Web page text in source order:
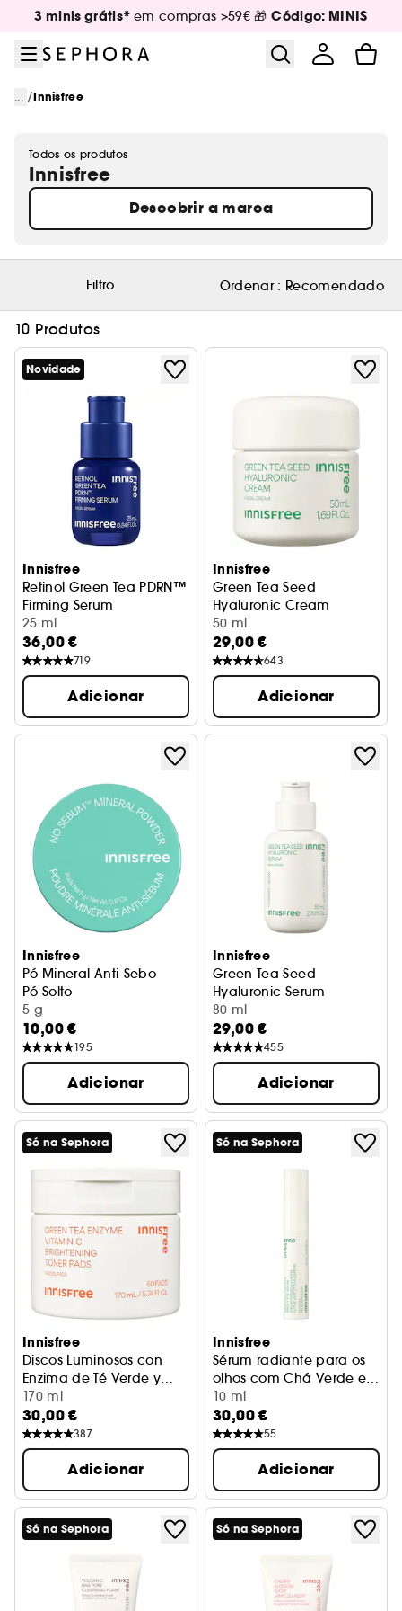
Ir para o menu
Ir para o conteúdo principal
Ir para o rodapé
3 minis grátis* em compras >59€ 🎁Código: MINIS
... /Innisfree
Todos os produtos
Innisfree
Descobrir a marca
Filtro Ordenar : Recomendado
10 Produtos
Novidade
Innisfree
Retinol Green Tea PDRN™
Firming Serum
Sérum alisante
25 ml
36,00 €
719
Adicionar
Innisfree
Green Tea Seed
Hyaluronic Cream
Creme hidratante
50 ml
29,00 €
643
Adicionar
Innisfree
Pó Mineral Anti-Sebo
Pó Solto
5 g
10,00 €
195
Adicionar
Innisfree
Green Tea Seed
Hyaluronic Serum
Sérum Hidratante
80 ml
29,00 €
455
Adicionar
Só na Sephora
Innisfree
Discos Luminosos con
Enzima de Té Verde y
Vitamina C
Cuidado antimanchas
170 ml
30,00 €
387
Adicionar
Só na Sephora
Innisfree
Sérum radiante para os
olhos com Chá Verde e
Cafeína
Sérum Hidratante
10 ml
30,00 €
55
Adicionar
Só na Sephora Só na Sephora